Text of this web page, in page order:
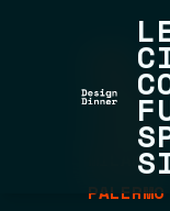
TORINO
FIRENZE
MILANO
PALERMO